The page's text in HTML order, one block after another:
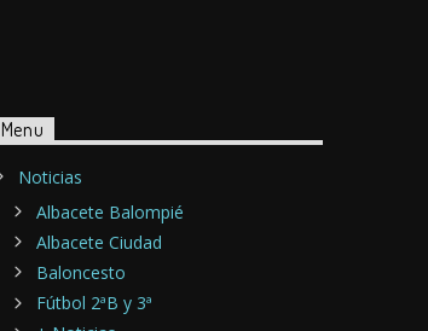
Menu
Noticias
Albacete Balompié
Albacete Ciudad
Baloncesto
Fútbol 2ªB y 3ª